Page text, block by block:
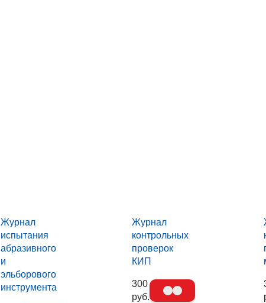
Журнал
испытания
абразивного
и
эльборового
инструмента
Журнал
контрольных
проверок
КИП
300
руб.